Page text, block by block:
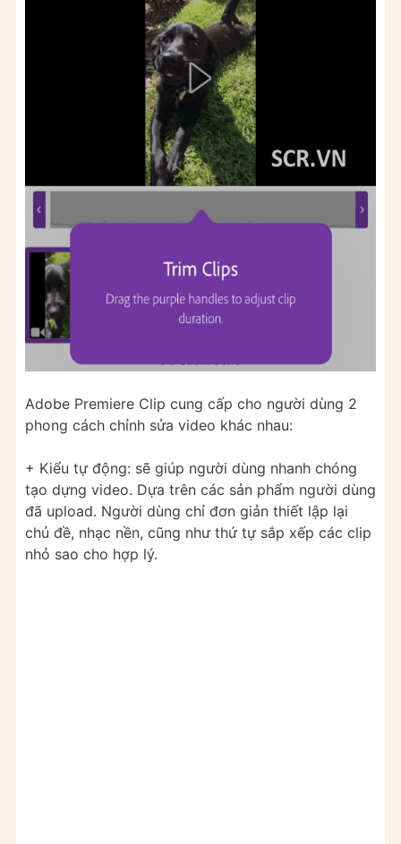
Adobe Premiere Clip cung cấp cho người dùng 2
phong cách chỉnh sửa video khác nhau:
+ Kiểu tự động: sẽ giúp người dùng nhanh chóng
tạo dựng video. Dựa trên các sản phẩm người dùng
đã upload. Người dùng chỉ đơn giản thiết lập lại
chủ đề, nhạc nền, cũng như thứ tự sắp xếp các clip
nhỏ sao cho hợp lý.